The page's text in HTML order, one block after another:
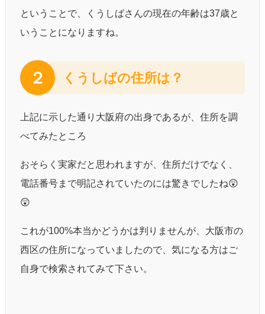
ということで、くうしばさんの現在の年齢は37歳と
いうことになりますね。
２ くうしばの住所は？
上記に示した通り大阪府の出身であるが、住所を調
べてみたところ
おそらく実家だと思われますが、住所だけでなく、
電話番号まで明記されていたのには驚きでしたね😲
😲
これが100%本当かどうかは判りませんが、大阪市の
西区の住所になっていましたので、気になる方はご
自身で検索されてみて下さい。